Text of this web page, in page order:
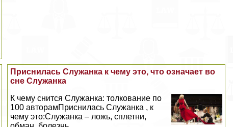
Приснилась Служанка к чему это, что означает во
сне Служанка
К чему снится Служанка: толкование по
100 авторамПриснилась Служанка , к
чему это:Служанка – ложь, сплетни,